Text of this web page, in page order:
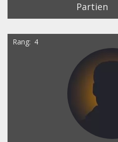
Partien
Rang 4